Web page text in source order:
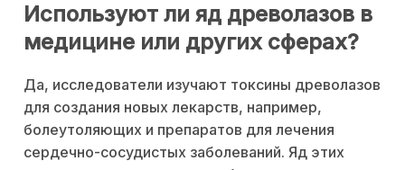
Используют ли яд древолазов в
медицине или других сферах?
Да, исследователи изучают токсины древолазов
для создания новых лекарств, например,
болеутоляющих и препаратов для лечения
сердечно-сосудистых заболеваний. Яд этих